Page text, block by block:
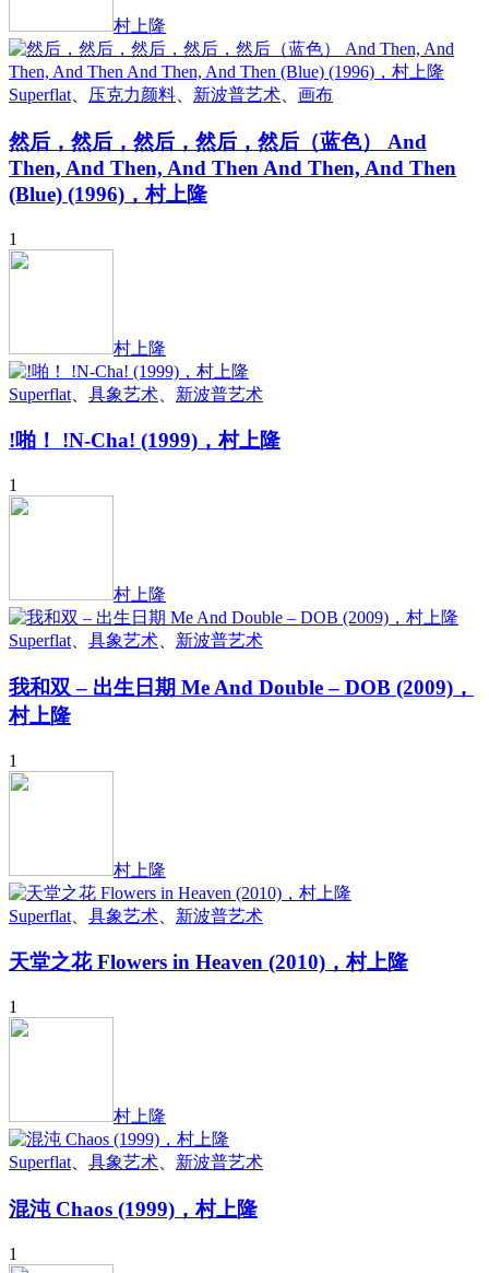
村上隆
Superflat 压克力颜料 新波普艺术 画布
然后，然后，然后，然后，然后（蓝色） And
Then, And Then, And Then And Then, And Then
(Blue) (1996)，村上隆
1
村上隆
Superflat 具象艺术 新波普艺术
!啪！ !N-Cha! (1999)，村上隆
1
村上隆
Superflat 具象艺术 新波普艺术
我和双 – 出生日期 Me And Double – DOB (2009)，
村上隆
1
村上隆
Superflat 具象艺术 新波普艺术
天堂之花 Flowers in Heaven (2010)，村上隆
1
村上隆
Superflat 具象艺术 新波普艺术
混沌 Chaos (1999)，村上隆
1